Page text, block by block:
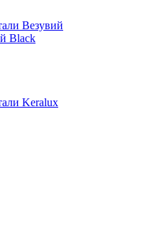
Везувий
Black
Keralux